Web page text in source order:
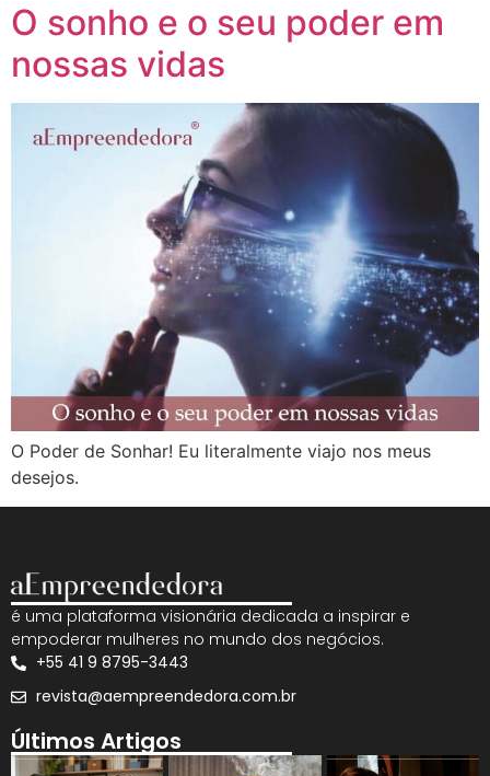
O sonho e o seu poder em
nossas vidas
O Poder de Sonhar! Eu literalmente viajo nos meus
desejos.
é uma plataforma visionária dedicada a inspirar e
empoderar mulheres no mundo dos negócios.
+55 41 9 8795-3443
revista@aempreendedora.com.br
Últimos Artigos